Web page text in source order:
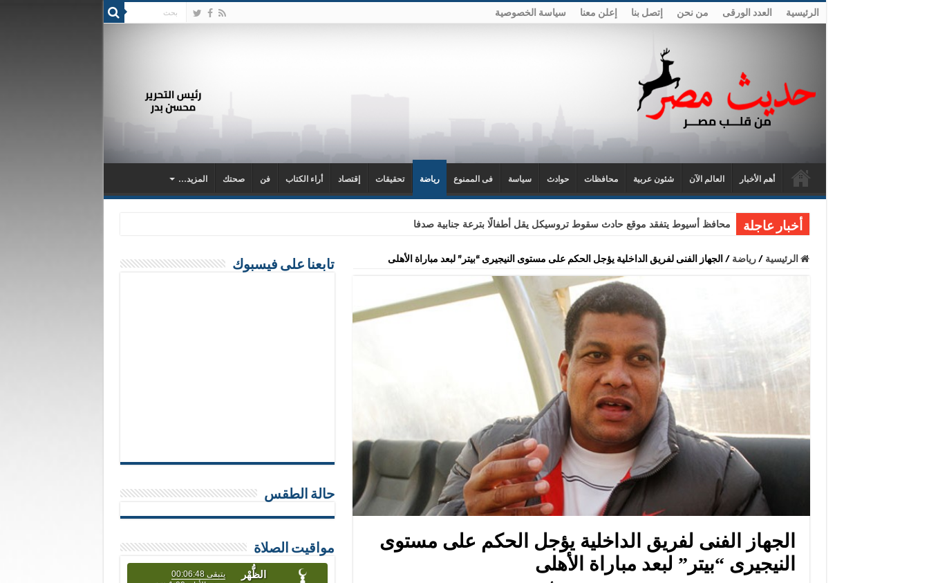
الرئيسية العدد الورقى من نحن إتصل بنا إعلن معنا سياسة الخصوصية
أهم الأخبار العالم الآن شئون عربية محافظات حوادث سياسة فى الممنوع رياضة تحقيقات إقتصاد أراء الكتاب فن صحتك المزيد…
أخبار عاجلة محافظ أسيوط يتفقد موقع حادث سقوط تروسيكل يقل أطفالًا بترعة جنابية صدفا
الرئيسية /رياضة /الجهاز الفنى لفريق الداخلية يؤجل الحكم على مستوى النيجيرى “بيتر” لبعد مباراة الأهلى
الجهاز الفنى لفريق الداخلية يؤجل الحكم على مستوى
النيجيرى “بيتر” لبعد مباراة الأهلى
تابعنا على فيسبوك
حالة الطقس
مواقيت الصلاة